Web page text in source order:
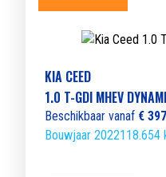
KIA CEED
1.0 T-GDI MHEV
Beschikbaar vanaf € 397
Bouwjaar 2022118.654